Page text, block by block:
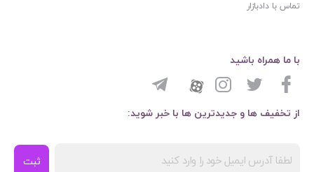
تماس با دادبازار
از تخفیف ها و جدیدترین ها با خبر شوید:
ثبت
با ما همراه باشید